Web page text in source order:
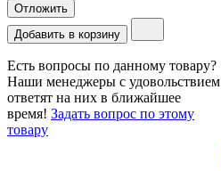
Отложить
Добавить в корзину
Есть вопросы по данному товару?
Наши менеджеры с удовольствием
ответят на них в ближайшее
время! Задать вопрос по этому
товару